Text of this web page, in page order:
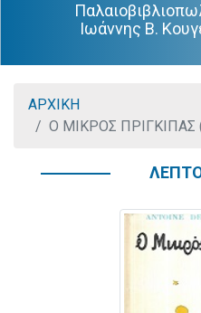
Ιωάννης Β.
ΑΡΧΙΚΗ
Ο ΜΙΚΡΟΣ ΠΡΙΓΚΙΠΑΣ